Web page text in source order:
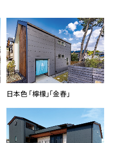
日本色 ｢檸檬｣｢金春｣